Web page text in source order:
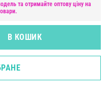
та отримайте оптову ціну на
В КОШИК